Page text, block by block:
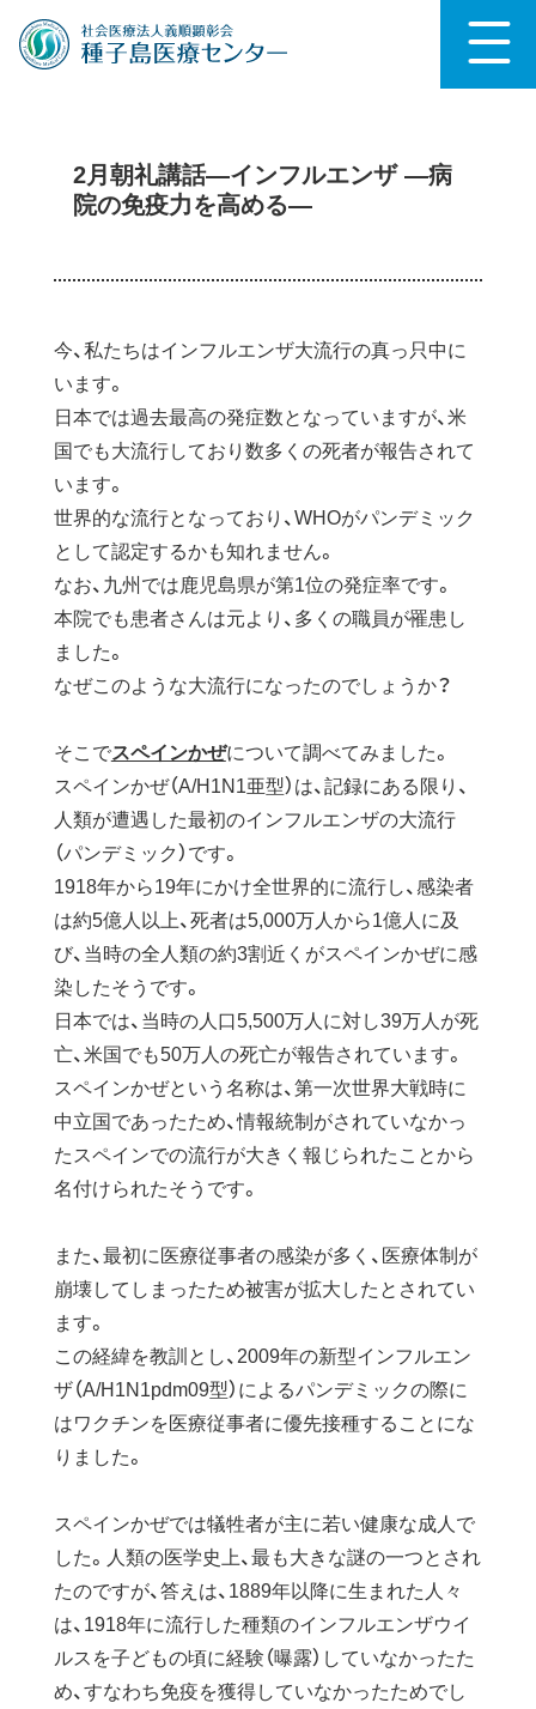
2月朝礼講話―インフルエンザ ―病
院の免疫力を高める―
今、私たちはインフルエンザ大流行の真っ只中に
います。
日本では過去最高の発症数となっていますが、米
国でも大流行しており数多くの死者が報告されて
います。
世界的な流行となっており、WHOがパンデミック
として認定するかも知れません。
なお、九州では鹿児島県が第1位の発症率です。
本院でも患者さんは元より、多くの職員が罹患し
ました。
なぜこのような大流行になったのでしょうか？
そこでスペインかぜについて調べてみました。
スペインかぜ（A/H1N1亜型）は、記録にある限り、
人類が遭遇した最初のインフルエンザの大流行
（パンデミック）です。
1918年から19年にかけ全世界的に流行し、感染者
は約5億人以上、死者は5,000万人から1億人に及
び、当時の全人類の約3割近くがスペインかぜに感
染したそうです。
日本では、当時の人口5,500万人に対し39万人が死
亡、米国でも50万人の死亡が報告されています。
スペインかぜという名称は、第一次世界大戦時に
中立国であったため、情報統制がされていなかっ
たスペインでの流行が大きく報じられたことから
名付けられたそうです。
また、最初に医療従事者の感染が多く、医療体制が
崩壊してしまったため被害が拡大したとされてい
ます。
この経緯を教訓とし、2009年の新型インフルエン
ザ（A/H1N1pdm09型）によるパンデミックの際に
はワクチンを医療従事者に優先接種することにな
りました。
スペインかぜでは犠牲者が主に若い健康な成人で
した。人類の医学史上、最も大きな謎の一つとされ
たのですが、答えは、1889年以降に生まれた人々
は、1918年に流行した種類のインフルエンザウイ
ルスを子どもの頃に経験（曝露）していなかったた
め、すなわち免疫を獲得していなかったためでし